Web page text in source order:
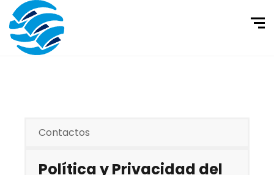
Contactos
Política y Privacidad del